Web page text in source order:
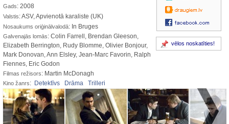
vēlos noskatīties!
Gads: 2008
Valstis: ASV, Apvienotā karaliste (UK)
Nosaukums oriģinālvalodā: In Bruges
Galvenajās lomās: Colin Farrell, Brendan Gleeson,
Elizabeth Berrington, Rudy Blomme, Olivier Bonjour,
Mark Donovan, Ann Elsley, Jean-Marc Favorin, Ralph
Fiennes, Eric Godon
Filmas režisors: Martin McDonagh
Kino žanrs: Detektīvs Drāma Trilleri